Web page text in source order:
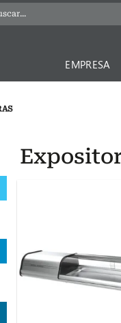
EMPRESA